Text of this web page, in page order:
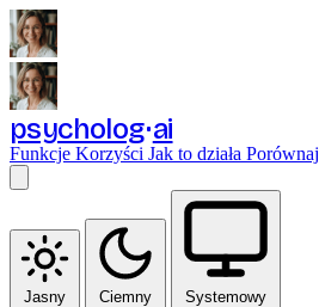
psycholog ai
Funkcje Korzyści Jak to działa Porównaj
Jasny Ciemny Systemowy